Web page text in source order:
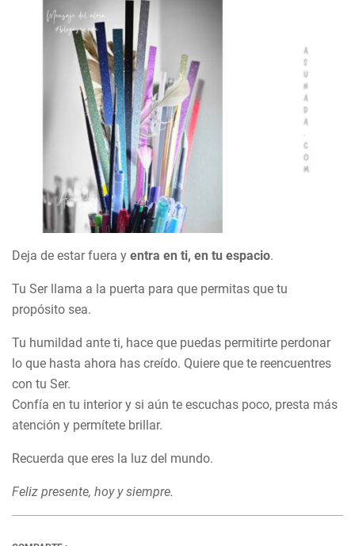
Deja de estar fuera y entra en ti, en tu espacio.
Tu Ser llama a la puerta para que permitas que tu
propósito sea.
Tu humildad ante ti, hace que puedas permitirte perdonar
lo que hasta ahora has creído. Quiere que te reencuentres
con tu Ser.
Confía en tu interior y si aún te escuchas poco, presta más
atención y permítete brillar.
Recuerda que eres la luz del mundo.
Feliz presente, hoy y siempre.